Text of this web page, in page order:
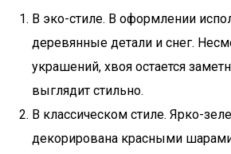
В эко-стиле. В оформлении
деревянные детали и снег.
украшений, хвоя остается
выглядит стильно.
В классическом стиле. Ярко-
декорирована красными